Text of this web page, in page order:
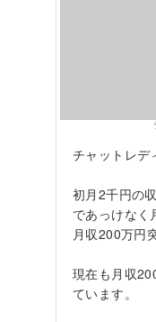
チャットレデ
初月2千円の
であっけなく
月収200万円
現在も月収
ています。